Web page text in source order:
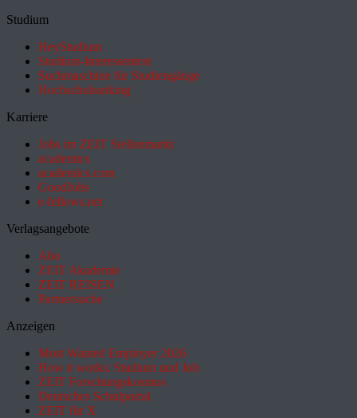
Studium
HeyStudium
Studium-Interessentest
Suchmaschine für Studiengänge
Hochschulranking
Karriere
Jobs im ZEIT Stellenmarkt
academics
academics.com
GoodJobs
e-fellows.net
Verlagsangebote
Abo
ZEIT Akademie
ZEIT REISEN
Partnersuche
Anzeigen
Most Wanted Employer 2026
How it works: Studium und Job
ZEIT Forschungskosmos
Deutsches Schulportal
ZEIT für X